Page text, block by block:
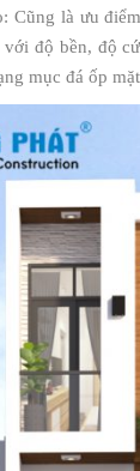
Cũng là ưu
độ bền, độ
mục đá ốp